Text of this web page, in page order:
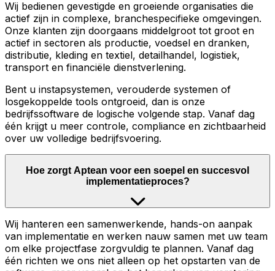
Wij bedienen gevestigde en groeiende organisaties die
actief zijn in complexe, branchespecifieke omgevingen.
Onze klanten zijn doorgaans middelgroot tot groot en
actief in sectoren als productie, voedsel en dranken,
distributie, kleding en textiel, detailhandel, logistiek,
transport en financiële dienstverlening.
Bent u instapsystemen, verouderde systemen of
losgekoppelde tools ontgroeid, dan is onze
bedrijfssoftware de logische volgende stap. Vanaf dag
één krijgt u meer controle, compliance en zichtbaarheid
over uw volledige bedrijfsvoering.
Hoe zorgt Aptean voor een soepel en succesvol
implementatieproces?
Wij hanteren een samenwerkende, hands-on aanpak
van implementatie en werken nauw samen met uw team
om elke projectfase zorgvuldig te plannen. Vanaf dag
één richten we ons niet alleen op het opstarten van de